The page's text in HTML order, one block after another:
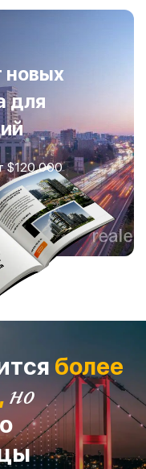
новых
для
$120,000
более
но